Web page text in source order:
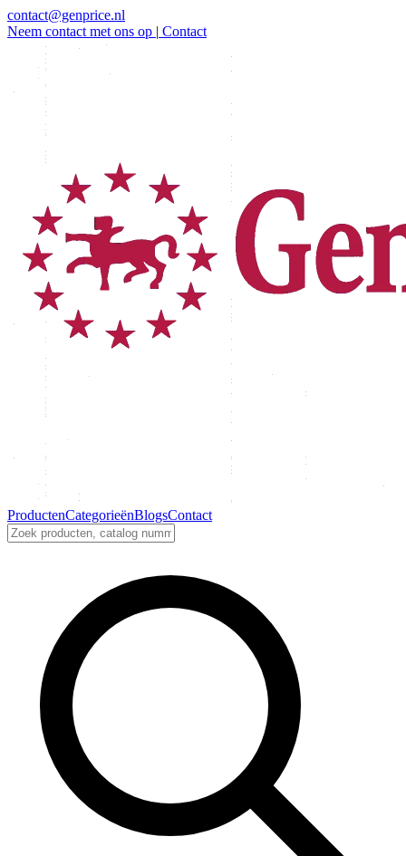
contact@genprice.nl
Neem contact met ons op | Contact
ProductenCategorieënBlogsContact